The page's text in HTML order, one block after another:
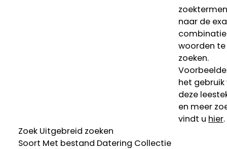
naar de
woorden te
zoeken.
het gebruik
deze
en meer
vindt u hier.
Zoek Uitgebreid zoeken
Soort Met bestand Datering Collectie